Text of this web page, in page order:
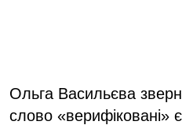
Ольга Васильєва
слово «верифіковані»